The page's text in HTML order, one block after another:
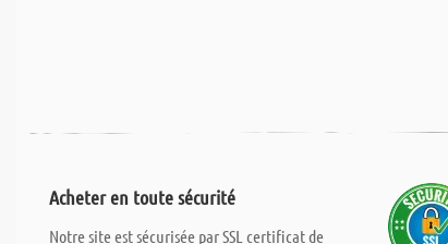
Acheter en toute sécurité
Notre site est sécurisée par SSL certificat de